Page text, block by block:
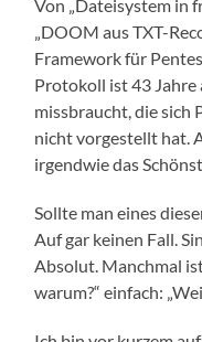
Von „Dateisystem in
„DOOM aus TXT-
Framework für
Protokoll ist 43
missbraucht, die sich
nicht vorgestellt hat.
irgendwie das
Sollte man eines
Auf gar keinen Fall.
Absolut. Manchmal
warum?“ einfach: